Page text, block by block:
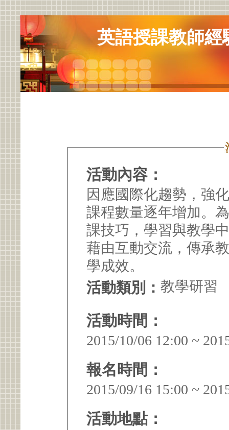
英語授課教師經
活動內容：
因應國際化趨勢，強
課程數量逐年增加。
課技巧，學習與教學
藉由互動交流，傳承
學成效。
活動類別： 教學研習
活動時間：
2015/10/06 12:00 ~
報名時間：
2015/09/16 15:00 ~
活動地點：